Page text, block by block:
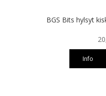
BGS Bits hylsyt
Info